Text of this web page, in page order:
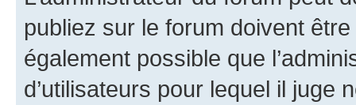
publiez sur le forum doivent
également possible que
d’utilisateurs pour lequel il juge